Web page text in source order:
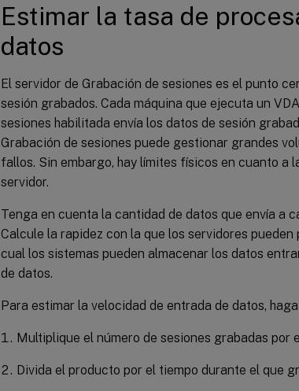
Estimar la tasa de
datos
El servidor de Grabación de sesiones es el punto
sesión grabados. Cada máquina que ejecuta un
sesiones habilitada envía los datos de sesión
Grabación de sesiones puede gestionar grandes
fallos. Sin embargo, hay límites físicos en cuanto a
servidor.
Tenga en cuenta la cantidad de datos que envía a
Calcule la rapidez con la que los servidores
cual los sistemas pueden almacenar los datos
de datos.
Para estimar la velocidad de entrada de datos,
Multiplique el número de sesiones grabadas por
Divida el producto por el tiempo durante el que